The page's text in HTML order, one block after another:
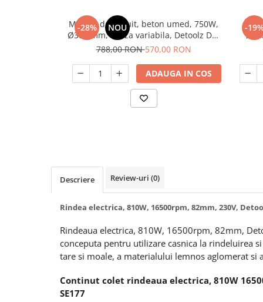
Deshidratoare carne & fructe &
Masini de tocat carne
Masini de umplut carnati
Mixere bucatarie
Prajitoare de paine
Roboti de bucatarie
Statii de calcat
Furtune & Sisteme Irigatii
Consumabile
Vibratoare beton
Rotopercutoare
Suflante & Aspiratoare
Taietoare de Beton & Asfalt
-28% NOU
Masina de slefuit, beton umed, 750W,
Ø390 mm, viteza variabila, Detoolz DZ-
C337
788,00 RON570,00 RON
ADAUGA IN COS
-
Descriere Review-uri (0)
Rindea electrica, 810W, 16500rpm, 82mm, 230V,
Rindeaua electrica, 810W, 16500rpm, 82mm,
conceputa pentru utilizare casnica la rindeluirea
tare si moale, a materialului lemnos aglomerat si
Continut colet rindeaua electrica, 810W
SE177